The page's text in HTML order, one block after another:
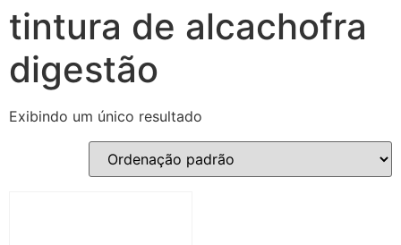
tintura de alcachofra
digestão
Exibindo um único resultado